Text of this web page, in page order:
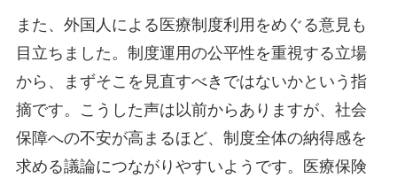
また、外国人による医療制度利用をめぐる意見も
目立ちました。制度運用の公平性を重視する立場
から、まずそこを見直すべきではないかという指
摘です。こうした声は以前からありますが、社会
保障への不安が高まるほど、制度全体の納得感を
求める議論につながりやすいようです。医療保険